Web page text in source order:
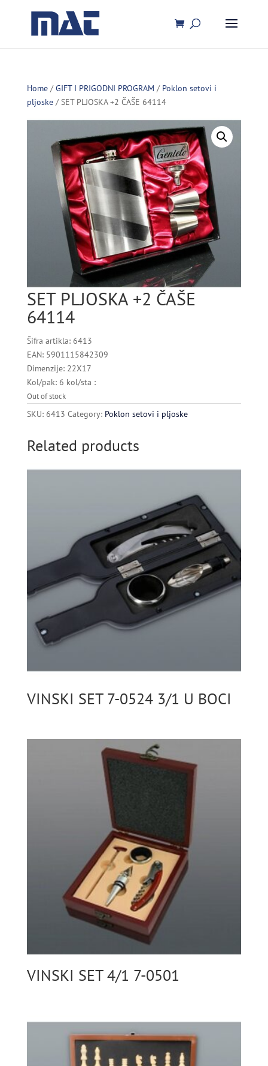
Home/GIFT I PRIGODNI PROGRAM / Poklon setovi i
pljoske/ SET PLJOSKA +2 ČAŠE 64114
SET PLJOSKA +2 ČAŠE
64114
Šifra artikla: 6413
EAN: 5901115842309
Dimenzije: 22X17
Kol/pak: 6 kol/sta :
Out of stock
SKU: 6413 Category: Poklon setovi i pljoske
Related products
VINSKI SET 7-0524 3/1 U BOCI
VINSKI SET 4/1 7-0501